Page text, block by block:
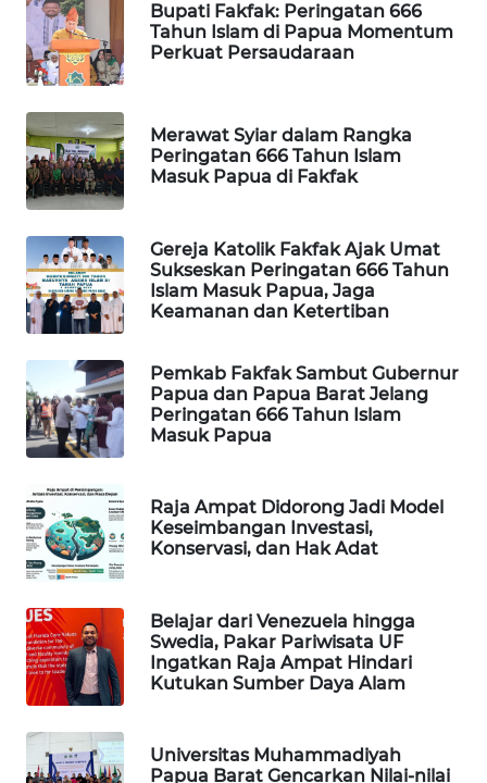
Bupati Fakfak: Peringatan 666
Tahun Islam di Papua Momentum
Perkuat Persaudaraan
Merawat Syiar dalam Rangka
Peringatan 666 Tahun Islam
Masuk Papua di Fakfak
Gereja Katolik Fakfak Ajak Umat
Sukseskan Peringatan 666 Tahun
Islam Masuk Papua, Jaga
Keamanan dan Ketertiban
Pemkab Fakfak Sambut Gubernur
Papua dan Papua Barat Jelang
Peringatan 666 Tahun Islam
Masuk Papua
Raja Ampat Didorong Jadi Model
Keseimbangan Investasi,
Konservasi, dan Hak Adat
Belajar dari Venezuela hingga
Swedia, Pakar Pariwisata UF
Ingatkan Raja Ampat Hindari
Kutukan Sumber Daya Alam
Universitas Muhammadiyah
Papua Barat Gencarkan Nilai-nilai
WAHANA
TV
ID
WAHANANEWS
CO ID
WAHANANEWS
NET
WAHANA
SPORT
WAHANA
UMKM
WAHANA
SELEB
WAHANA
PERSONA
WAHANA
OTOMOTIF
WAHANA
HEALTH